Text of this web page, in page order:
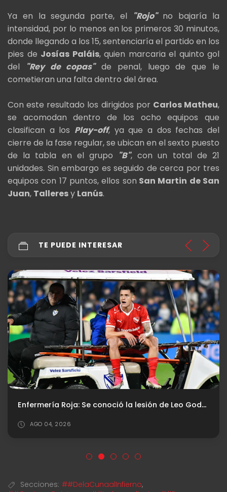
Ya en la segunda parte, el "Rojo"no bajaría la
intensidad, por lo menos en los primeros 30 minutos,
donde llegando a los 15, sentenciaría el partido en los
pies de Josías Paláis, quien marcaria el quinto gol
del
"Rey de copas"de penal, luego de que le
cometieran una falta dentro del área.
Con este resultado los dirigidos por Carlos Matheu,
se acomodan dentro de los ocho equipos que
clasifican a los Play-off, ya que a dos fechas del
cierre de la fase regular, se ubican en el sexto puesto
de la tabla en el grupo
"B", con un total de 21
unidades. Sin embargo es seguido de cerca por tres
equipos con 17 puntos, ellos son San Martin de San
Juan, Talleresy Lanús.
TE PUEDE INTERESAR
Enfermería Roja: Se conoció la lesión de Leo Godoy
AGO 04, 2026
Secciones: ##DelaCunaalInfierno,